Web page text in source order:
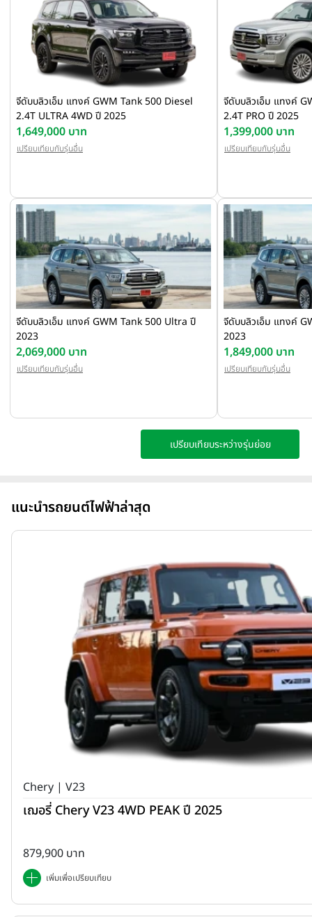
จีดับบลิวเอ็ม แทงค์ GWM Tank 500 Diesel
2.4T ULTRA 4WD ปี 2025
1,649,000 บาท
เปรียบเทียบกับรุ่นอื่น
จีดับบลิวเอ็ม แทงค์
2.4T PRO ปี 2025
1,399,000 บาท
เปรียบเทียบกับรุ่นอื่น
จีดับบลิวเอ็ม แทงค์ GWM Tank 500 Ultra ปี
2023
2,069,000 บาท
เปรียบเทียบกับรุ่นอื่น
จีดับบลิวเอ็ม แทงค์
2023
1,849,000 บาท
เปรียบเทียบกับรุ่นอื่น
เปรียบเทียบระหว่างรุ่นย่อย
แนะนำรถยนต์ไฟฟ้าล่าสุด
Chery | V23
เฌอรี่ Chery V23 4WD PEAK ปี 2025
879,900 บาท
เพิ่มเพื่อเปรียบเทียบ